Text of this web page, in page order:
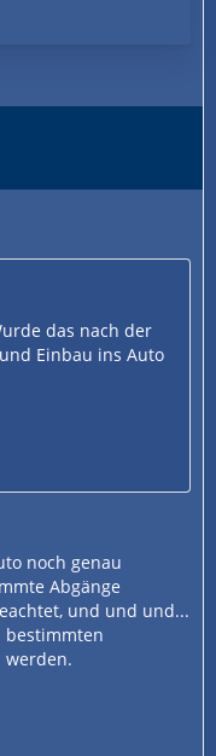
das nach der
Einbau ins Auto
noch genau
Abgänge
und und und...
bestimmten
werden.